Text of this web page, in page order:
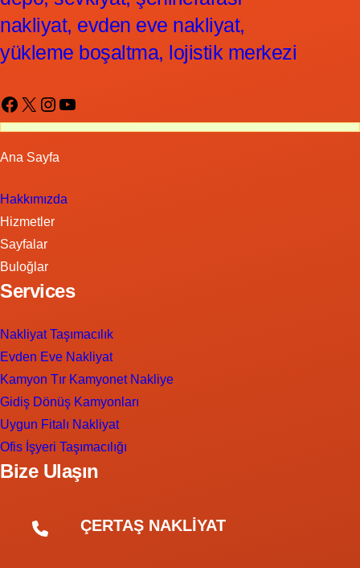
nakliyat, evden eve nakliyat,
yükleme boşaltma, lojistik merkezi
Facebook X Instagram YouTube
Ana Sayfa
Hakkımızda
Hizmetler
Sayfalar
Buloğlar
Services
Nakliyat Taşımacılık
Evden Eve Nakliyat
Kamyon Tır Kamyonet Nakliye
Gidiş Dönüş Kamyonları
Uygun Fitalı Nakliyat
Ofis İşyeri Taşımacılığı
Bize Ulaşın
ÇERTAŞ NAKLİYAT